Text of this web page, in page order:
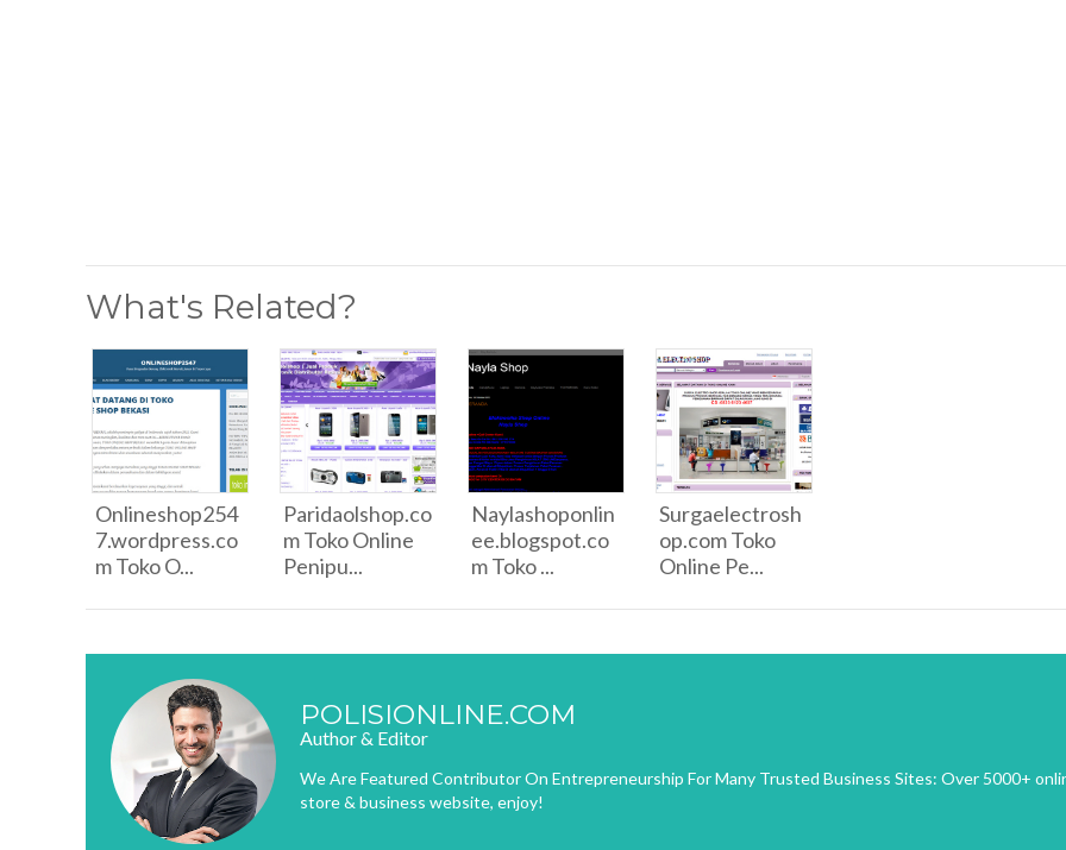
What's Related?
Onlineshop254
7.wordpress.co
m Toko O...
Paridaolshop.co
m Toko Online
Penipu...
Naylashoponlin
ee.blogspot.co
m Toko ...
Surgaelectrosh
op.com Toko
Online Pe...
POLISIONLINE.COM
Author & Editor
We Are Featured Contributor On Entrepreneurship For Many Trusted Business Sites: Over 5000+
store & business website, enjoy!